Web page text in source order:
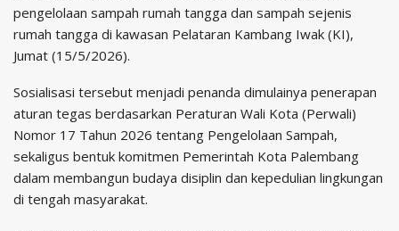
pengelolaan sampah rumah tangga dan sampah sejenis
rumah tangga di kawasan Pelataran Kambang Iwak (KI),
Jumat (15/5/2026).
Sosialisasi tersebut menjadi penanda dimulainya penerapan
aturan tegas berdasarkan Peraturan Wali Kota (Perwali)
Nomor 17 Tahun 2026 tentang Pengelolaan Sampah,
sekaligus bentuk komitmen Pemerintah Kota Palembang
dalam membangun budaya disiplin dan kepedulian lingkungan
di tengah masyarakat.